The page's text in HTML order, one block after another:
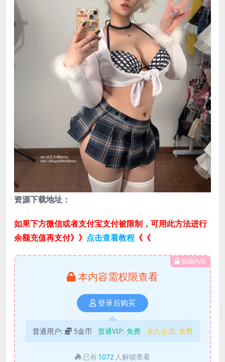
资源下载地址：
如果下方微信或者支付宝支付被限制，可用此方法进行
余额充值再支付》》 点击查看教程 《《
隐藏内容
本内容需权限查看
登录后购买
普通用户: 5金币 普通VIP: 免费 永久会员: 免费
已有 1072 人解锁查看